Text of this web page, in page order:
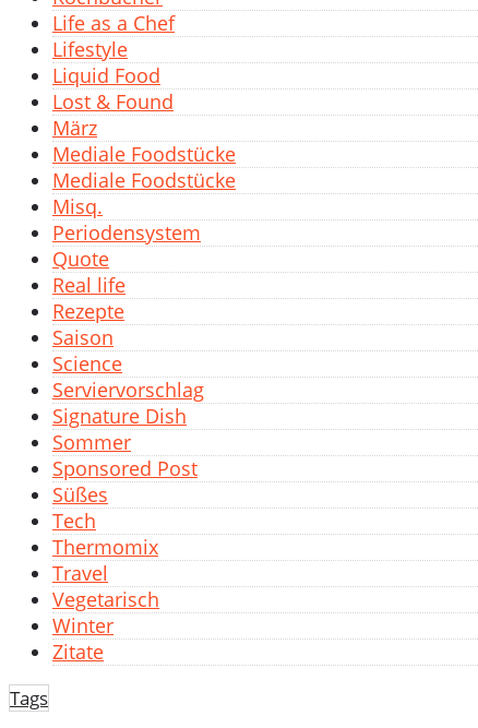
Life as a Chef
Lifestyle
Liquid Food
Lost & Found
März
Mediale Foodstücke
Mediale Foodstücke
Misq.
Periodensystem
Quote
Real life
Rezepte
Saison
Science
Serviervorschlag
Signature Dish
Sommer
Sponsored Post
Süßes
Tech
Thermomix
Travel
Vegetarisch
Winter
Zitate
Tags